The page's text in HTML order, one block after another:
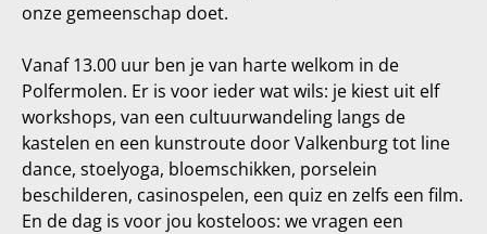
onze gemeenschap doet.
Vanaf 13.00 uur ben je van harte welkom in de
Polfermolen. Er is voor ieder wat wils: je kiest uit elf
workshops, van een cultuurwandeling langs de
kastelen en een kunstroute door Valkenburg tot line
dance, stoelyoga, bloemschikken, porselein
beschilderen, casinospelen, een quiz en zelfs een film.
En de dag is voor jou kosteloos: we vragen een